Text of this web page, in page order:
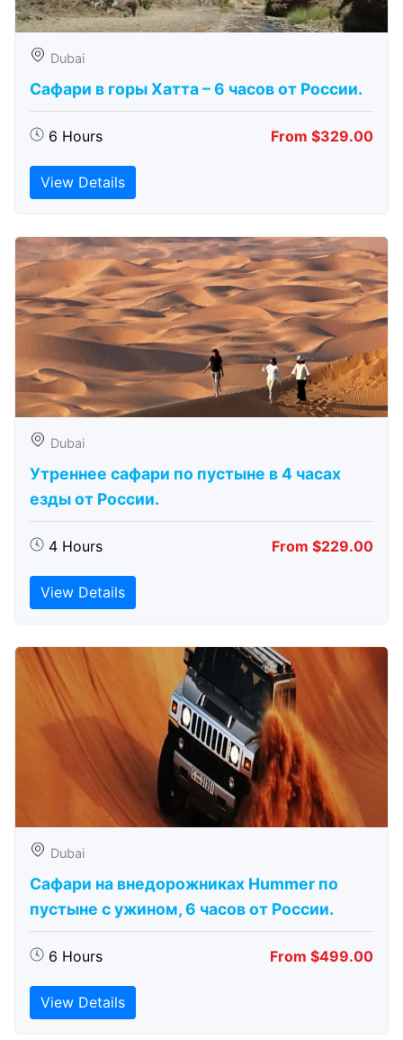
Dubai
Сафари в горы Хатта – 6 часов от России.
6 Hours From $329.00
View Details
Dubai
Утреннее сафари по пустыне в 4 часах
езды от России.
4 Hours From $229.00
View Details
Dubai
Сафари на внедорожниках Hummer по
пустыне с ужином, 6 часов от России.
6 Hours From $499.00
View Details